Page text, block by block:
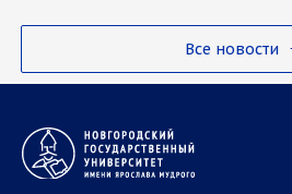
Все новости